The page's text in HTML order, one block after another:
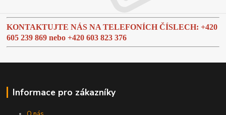
KONTAKTUJTE NÁS NA TELEFONÍCH ČÍSLECH: +420
605 239 869 nebo+420 603 823 376
Informace pro zákazníky